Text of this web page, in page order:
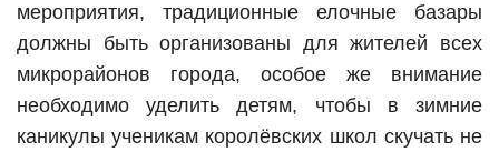
мероприятия, традиционные елочные базары
должны быть организованы для жителей всех
микрорайонов города, особое же внимание
необходимо уделить детям, чтобы в зимние
каникулы ученикам королёвских школ скучать не